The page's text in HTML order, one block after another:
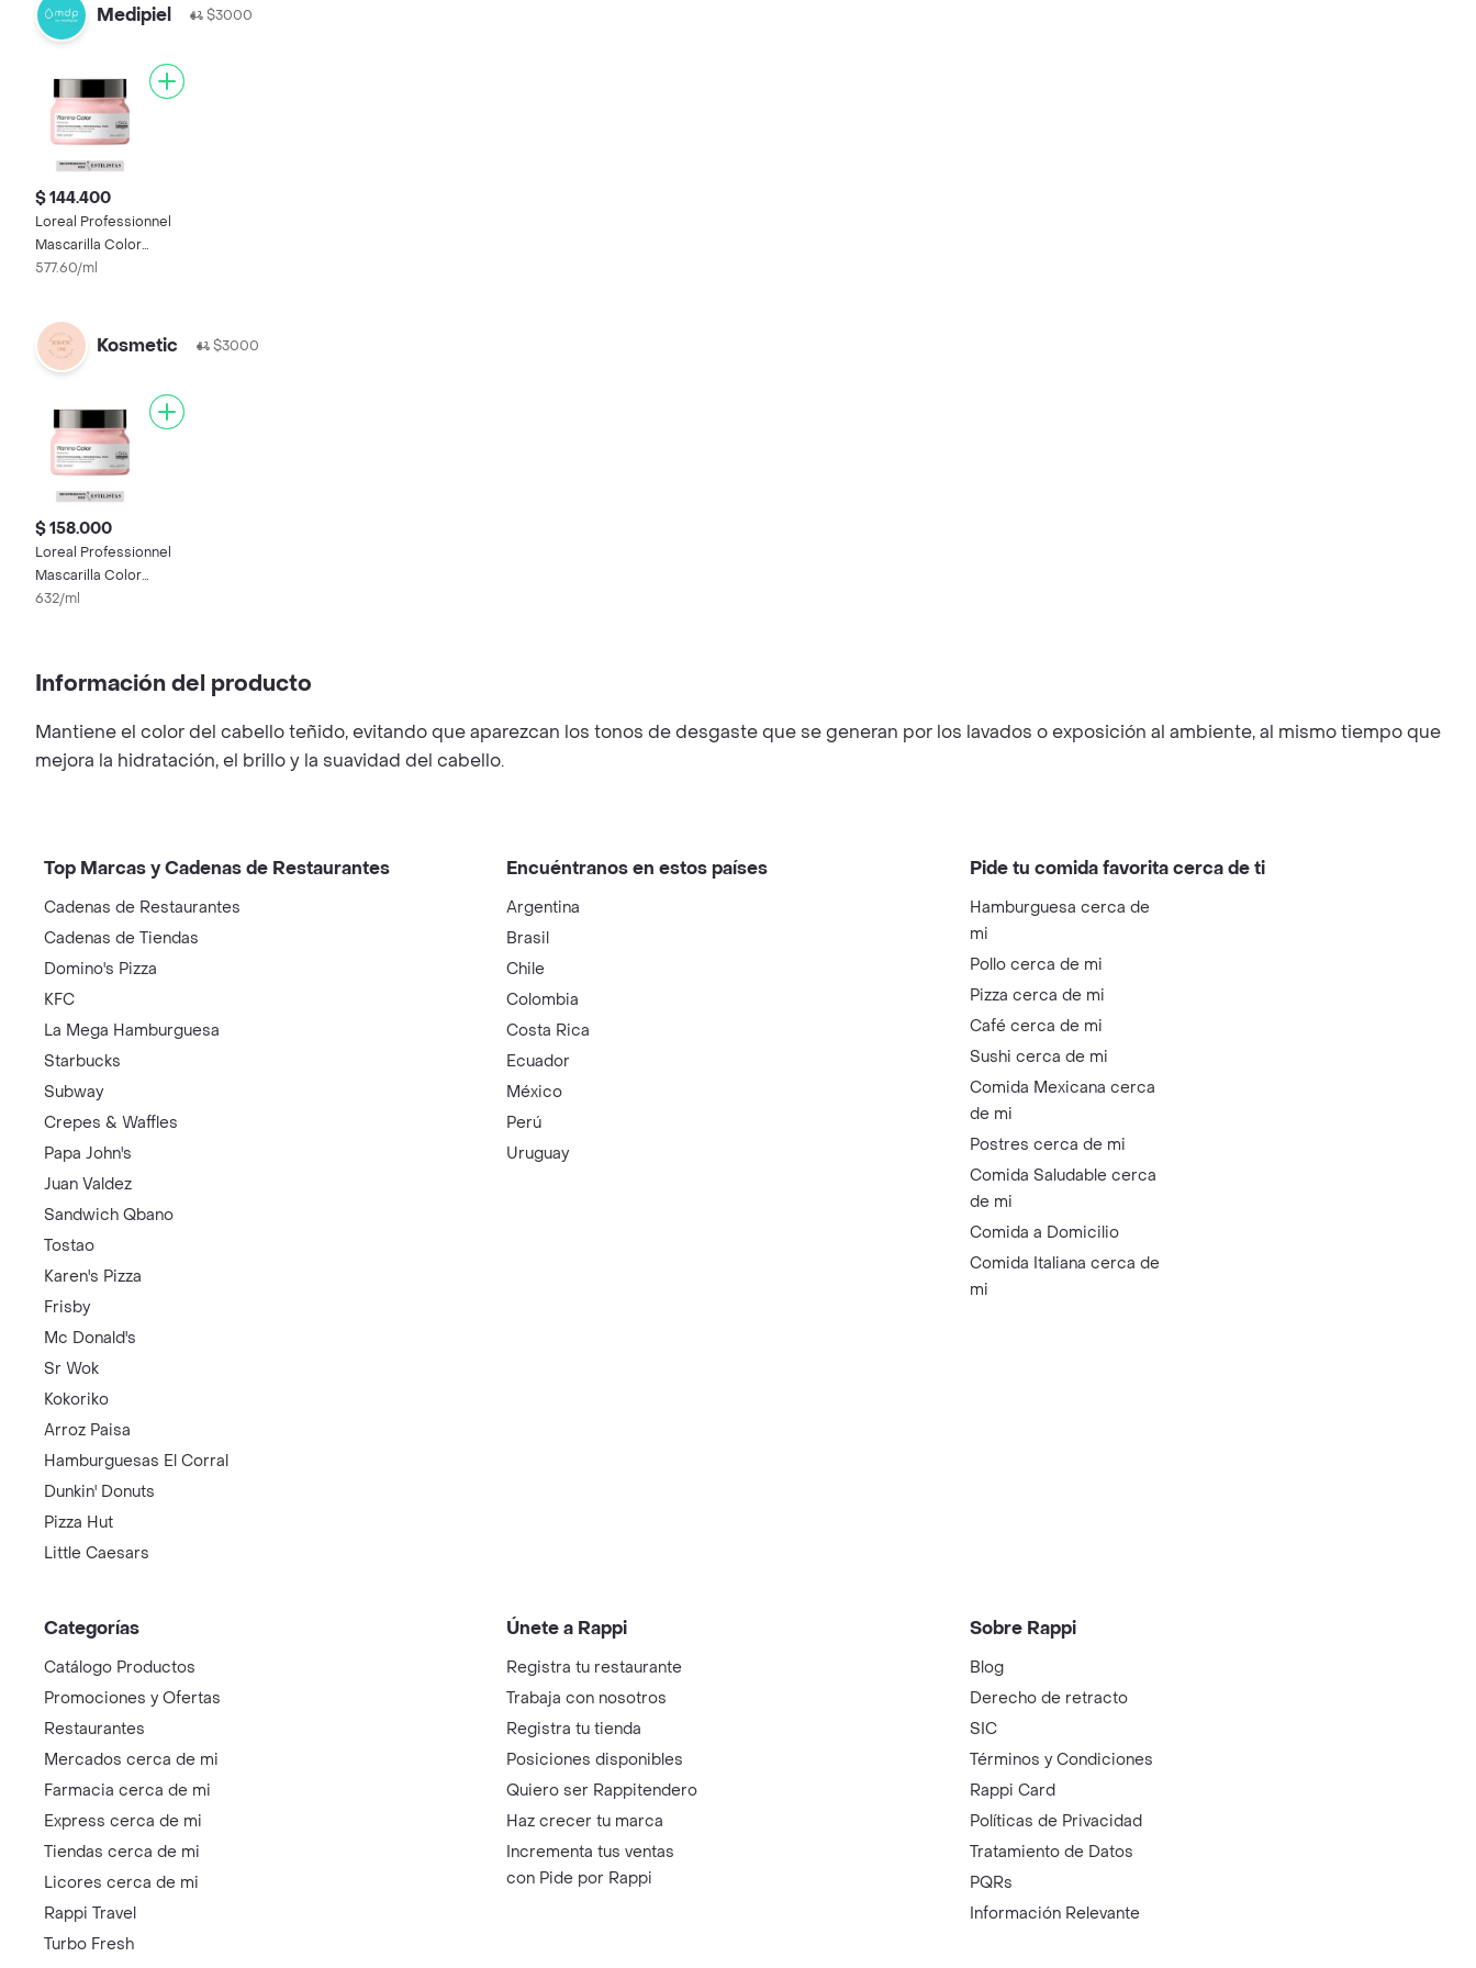
Medipiel $3000
$ 144.400
Loreal Professionnel
Mascarilla Color
Protección
577.60/ml
Kosmetic $3000
$ 158.000
Loreal Professionnel
Mascarilla Color
Protección
632/ml
Información del producto
Mantiene el color del cabello teñido, evitando que aparezcan los tonos de desgaste que se generan por los lavados o exposición al ambiente, al mismo tiempo que
mejora la hidratación, el brillo y la suavidad del cabello.
Top Marcas y Cadenas de Restaurantes
Cadenas de Restaurantes
Cadenas de Tiendas
Domino's Pizza
KFC
La Mega Hamburguesa
Starbucks
Subway
Crepes & Waffles
Papa John's
Juan Valdez
Sandwich Qbano
Tostao
Karen's Pizza
Frisby
Mc Donald's
Sr Wok
Kokoriko
Arroz Paisa
Hamburguesas El Corral
Dunkin' Donuts
Pizza Hut
Little Caesars
Encuéntranos en estos países
Argentina
Brasil
Chile
Colombia
Costa Rica
Ecuador
México
Perú
Uruguay
Pide tu comida favorita cerca de ti
Hamburguesa cerca de
mi
Pollo cerca de mi
Pizza cerca de mi
Café cerca de mi
Sushi cerca de mi
Comida Mexicana cerca
de mi
Postres cerca de mi
Comida Saludable cerca
de mi
Comida a Domicilio
Comida Italiana cerca de
mi
Categorías
Catálogo Productos
Promociones y Ofertas
Restaurantes
Mercados cerca de mi
Farmacia cerca de mi
Express cerca de mi
Tiendas cerca de mi
Licores cerca de mi
Rappi Travel
Turbo Fresh
Únete a Rappi
Registra tu restaurante
Trabaja con nosotros
Registra tu tienda
Posiciones disponibles
Quiero ser Rappitendero
Haz crecer tu marca
Incrementa tus ventas
con Pide por Rappi
Sobre Rappi
Blog
Derecho de retracto
SIC
Términos y Condiciones
Rappi Card
Políticas de Privacidad
Tratamiento de Datos
PQRs
Información Relevante